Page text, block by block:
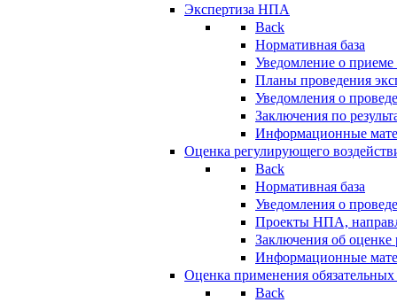
Экспертиза НПА
Back
Нормативная база
Уведомление о
Планы проведения
Уведомления о
Заключения по
Информационные
Оценка регулирующего
Back
Нормативная база
Уведомления о
Проекты НПА,
Заключения об
Информационные
Оценка применения
Back